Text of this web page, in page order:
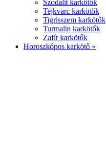
Szodalit karkötők
Tejkvarc karkötők
Tigrisszem karkötők
Turmalin karkötők
Zafír karkötők
Horoszkópos karkötő »